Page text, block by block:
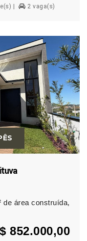
2 vaga(s)
de área construída,